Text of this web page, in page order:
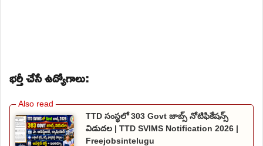
భర్తీ చేసే ఉద్యోగాలు:
TTD సంస్థలో 303 Govt జాబ్స్ నోటిఫికేషన్స్
విడుదల | TTD SVIMS Notification 2026 |
Freejobsintelugu